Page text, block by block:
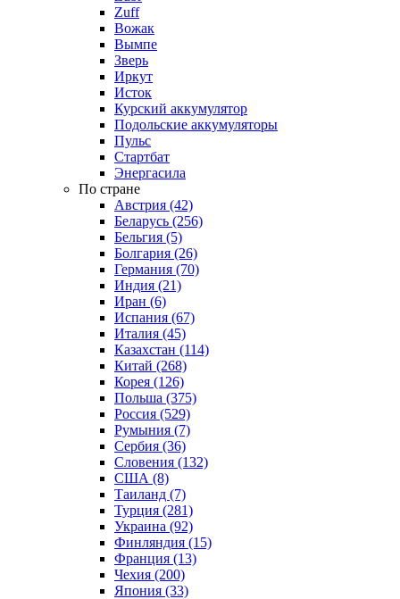
Zuff
Вожак
Вымпе
Зверь
Иркут
Исток
Курский аккумулятор
Подольские аккумуляторы
Пульс
Стартбат
Энергасила
По стране
Австрия (42)
Беларусь (256)
Бельгия (5)
Болгария (26)
Германия (70)
Индия (21)
Иран (6)
Испания (67)
Италия (45)
Казахстан (114)
Китай (268)
Корея (126)
Польша (375)
Россия (529)
Румыния (7)
Сербия (36)
Словения (132)
США (8)
Таиланд (7)
Турция (281)
Украина (92)
Финляндия (15)
Франция (13)
Чехия (200)
Япония (33)